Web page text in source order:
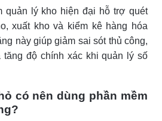
quản lý kho hiện đại hỗ trợ quét
xuất kho và kiểm kê hàng hóa
này giúp giảm sai sót thủ công,
độ chính xác khi quản lý số
có nên dùng phần mềm